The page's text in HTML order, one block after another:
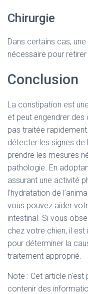
Chirurgie
Dans certains cas,
nécessaire pour
Conclusion
La constipation est
et peut engendrer des
pas traitée
détecter les signes
prendre les mesures
pathologie. En
assurant une activité
l’hydratation de
vous pouvez aider
intestinal. Si vous
chez votre chien, il
pour déterminer la
traitement approprié.
Note : Cet article n'est
contenir des